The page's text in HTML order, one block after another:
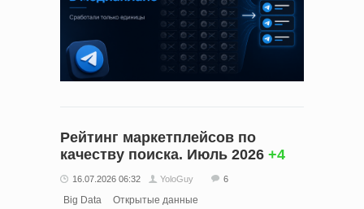
Рейтинг маркетплейсов по
качеству поиска. Июль 2026 +4
16.07.2026 06:32 YoloGuy 6
Big Data
Открытые данные